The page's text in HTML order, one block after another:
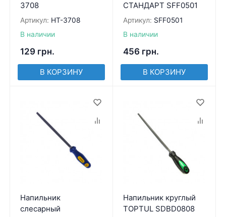
3708
Артикул: HT-3708
В наличии
129 грн.
В КОРЗИНУ
СТАНДАРТ SFF0501
Артикул: SFF0501
В наличии
456 грн.
В КОРЗИНУ
Напильник
слесарный
Напильник круглый
TOPTUL SDBD0808